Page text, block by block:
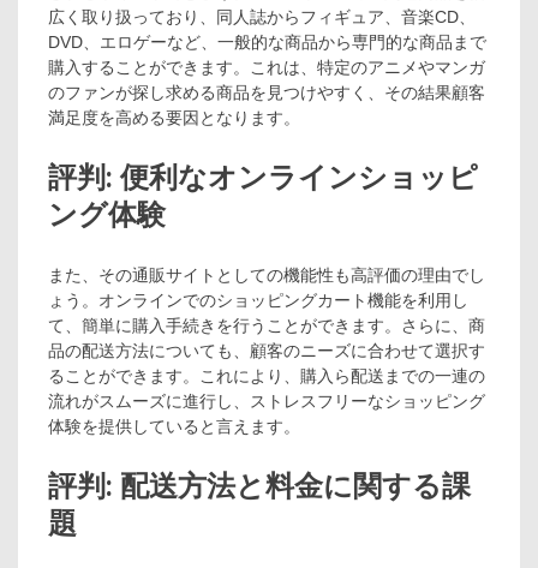
広く取り扱っており、同人誌からフィギュア、音楽CD、
DVD、エロゲーなど、一般的な商品から専門的な商品まで
購入することができます。これは、特定のアニメやマンガ
のファンが探し求める商品を見つけやすく、その結果顧客
満足度を高める要因となります。
評判: 便利なオンラインショッピ
ング体験
また、その通販サイトとしての機能性も高評価の理由でし
ょう。オンラインでのショッピングカート機能を利用し
て、簡単に購入手続きを行うことができます。さらに、商
品の配送方法についても、顧客のニーズに合わせて選択す
ることができます。これにより、購入ら配送までの一連の
流れがスムーズに進行し、ストレスフリーなショッピング
体験を提供していると言えます。
評判: 配送方法と料金に関する課
題